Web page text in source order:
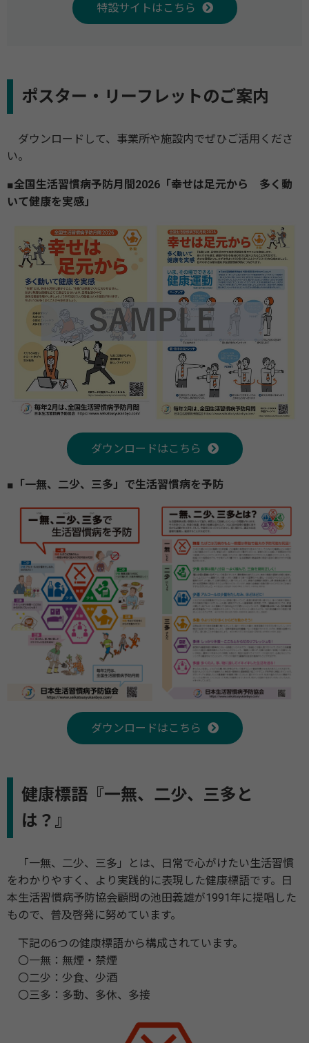
特設サイトはこちら
ポスター・リーフレットのご案内
ダウンロードして、事業所や施設内でぜひご活用くださ
い。
■全国生活習慣病予防月間2026「幸せは足元から 多く動
いて健康を実感」
ダウンロードはこちら
■「一無、二少、三多」で生活習慣病を予防
ダウンロードはこちら
健康標語『一無、二少、三多と
は？』
「一無、二少、三多」とは、日常で心がけたい生活習慣
をわかりやすく、より実践的に表現した健康標語です。日
本生活習慣病予防協会顧問の池田義雄が1991年に提唱した
もので、普及啓発に努めています。
下記の6つの健康標語から構成されています。
〇一無：無煙・禁煙
〇二少：少食、少酒
〇三多：多動、多休、多接